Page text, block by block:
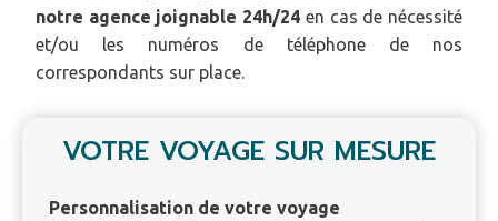
notre agence joignable 24h/24 en cas de nécessité
et/ou les numéros de téléphone de nos
correspondants sur place.
VOTRE VOYAGE SUR MESURE
Personnalisation de votre voyage